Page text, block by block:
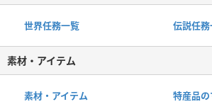
世界任務一覧 伝説任務
素材・アイテム
素材・アイテム 特産品